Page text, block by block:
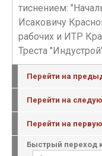
тиснением:
Исаковичу
рабочих и ИТР
Треста
Перейти на
Перейти на
Перейти на
Быстрый переход